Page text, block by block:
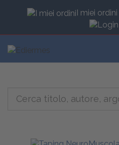
I miei ordini